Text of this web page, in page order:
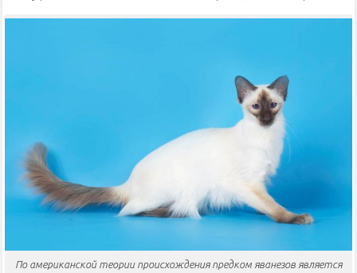
По американской теории происхождения предком яванезов является